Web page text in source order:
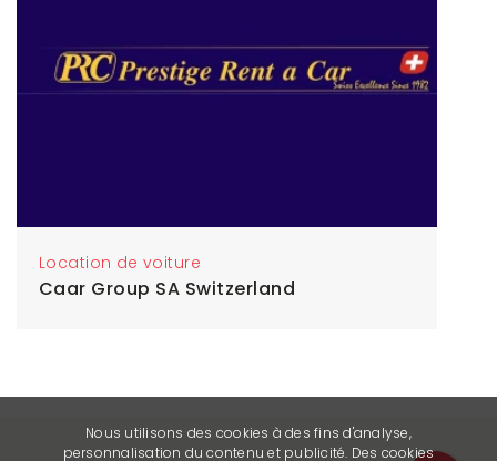
Location de voiture
Caar Group SA Switzerland
Nous utilisons des cookies à des fins d'analyse,
personnalisation du contenu et publicité. Des cookies